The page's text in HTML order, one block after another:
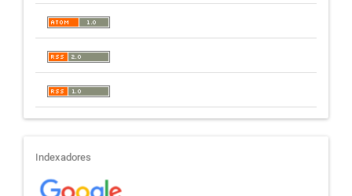
indexadores
Indexadores